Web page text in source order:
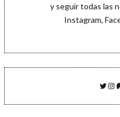
y seguir todas las
Instagram,